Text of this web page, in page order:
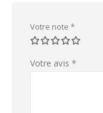
Votre note *
Votre avis *